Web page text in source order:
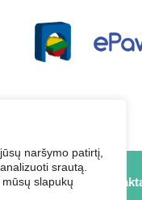
naršymo patirtį,
srautą.
slapukų
Struktūra ir